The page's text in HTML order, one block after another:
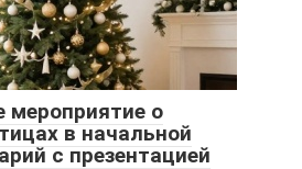
мероприятие о
в начальной
с презентацией